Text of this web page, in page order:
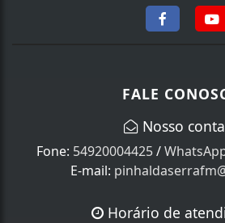
FALE
Nosso
Fone: 54920004425/
E-mail:
Horário de